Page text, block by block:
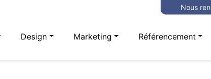
Nous
Design Marketing Référencement